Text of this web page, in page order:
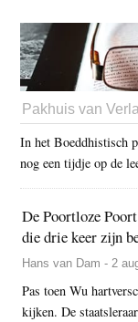
Pakhuis van
In het Boeddhistisch
nog een tijdje op de
De Poortloze
die drie keer zijn
Hans van Dam - 2
Pas toen Wu
kijken. De